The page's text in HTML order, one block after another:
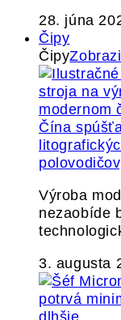
28. júna
Čipy
Čipy
Čína
Výroba
nezaobíde
3. augusta